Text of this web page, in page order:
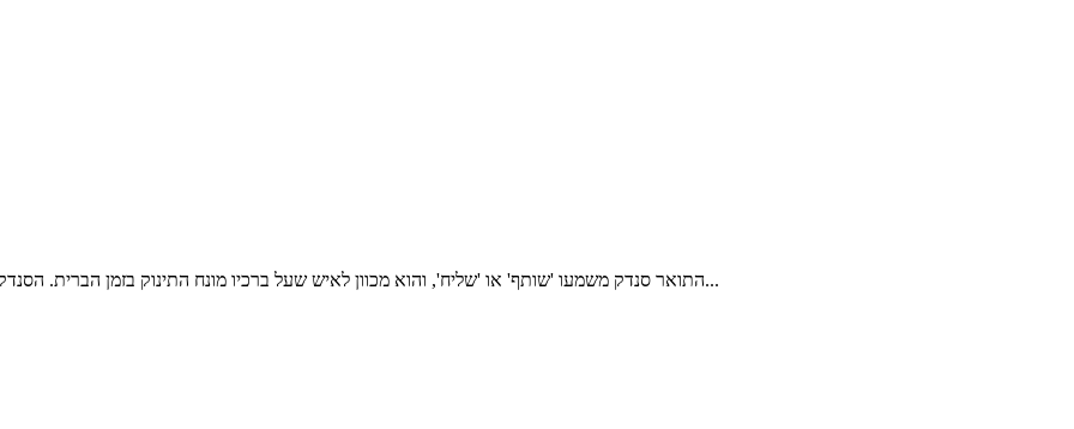
התואר סנדק משמעו 'שותף' או 'שליח', והוא מכוון לאיש שעל ברכיו מונח התינוק בזמן הברית. הסנדק מתעטף בטלית, והאב מניח את התינוק על ברכיו – בדרך כלל על גבי כרית...